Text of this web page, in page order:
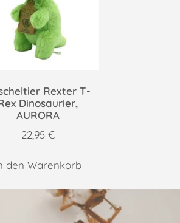
Rexter T-
Dinosaurier,
AURORA
22,95 €
den Warenkorb